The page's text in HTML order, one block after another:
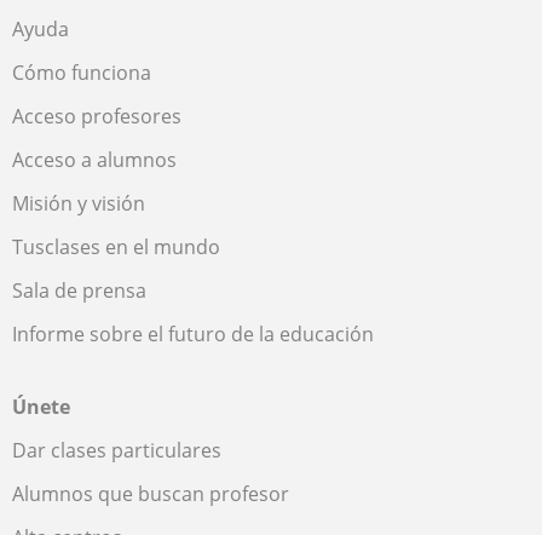
Ayuda
Cómo funciona
Acceso profesores
Acceso a alumnos
Misión y visión
Tusclases en el mundo
Sala de prensa
Informe sobre el futuro de la educación
Únete
Dar clases particulares
Alumnos que buscan profesor